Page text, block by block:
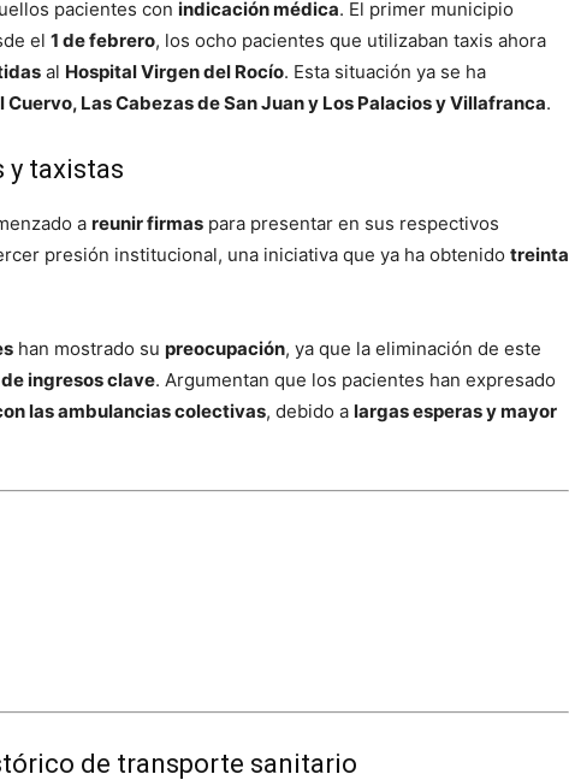
pacientes con indicación médica. El primer municipio
el 1 de febrero, los ocho pacientes que utilizaban taxis ahora
al Hospital Virgen del Rocío. Esta situación ya se ha
Cuervo, Las Cabezas de San Juan y Los Palacios y Villafranca.
y taxistas
a reunir firmas para presentar en sus respectivos
presión institucional, una iniciativa que ya ha obtenido treinta
han mostrado su preocupación, ya que la eliminación de este
ingresos clave. Argumentan que los pacientes han expresado
las ambulancias colectivas, debido a largas esperas y mayor
de transporte sanitario